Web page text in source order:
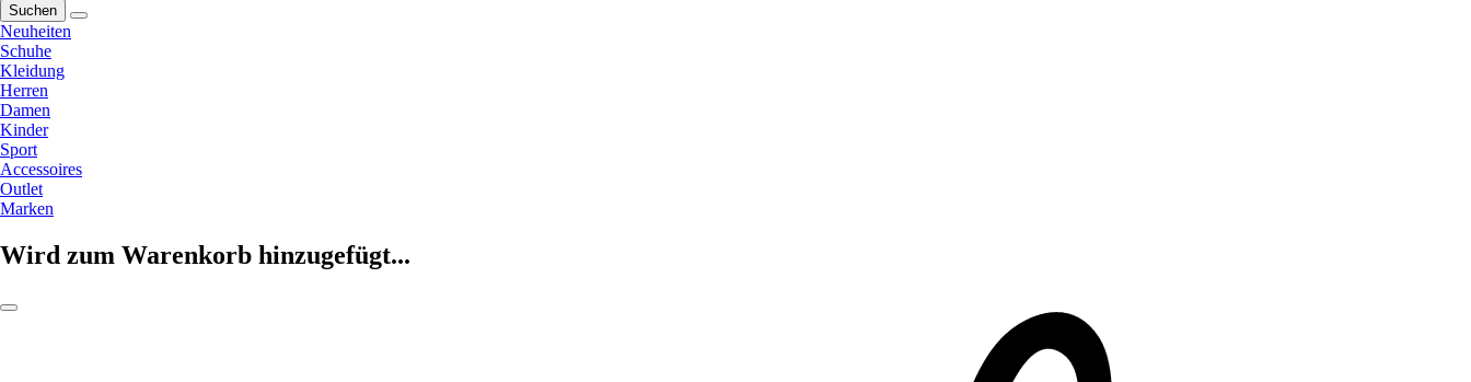
Suchen
Neuheiten
Schuhe
Kleidung
Herren
Damen
Kinder
Sport
Accessoires
Outlet
Marken
Wird zum Warenkorb hinzugefügt...